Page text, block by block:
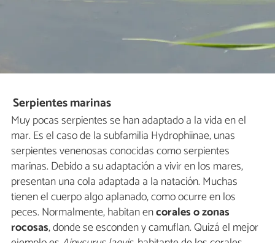
Serpientes marinas
Muy pocas serpientes se han adaptado a la vida en el
mar. Es el caso de la subfamilia Hydrophiinae, unas
serpientes venenosas conocidas como serpientes
marinas. Debido a su adaptación a vivir en los mares,
presentan una cola adaptada a la natación. Muchas
tienen el cuerpo algo aplanado, como ocurre en los
peces. Normalmente, habitan encorales o zonas
rocosas, donde se esconden y camuflan. Quizá el mejor